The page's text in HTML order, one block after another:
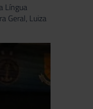
Língua
Geral, Luiza